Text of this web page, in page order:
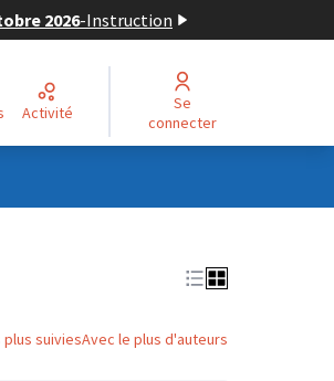
2026-Instruction
Activité
Se
connecter
plus suiviesAvec le plus d'auteurs